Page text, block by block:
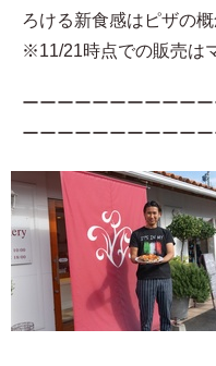
ろける新食感はピザの
※11/21時点での販売は
ーーーーーーーーーー
ーーーーーーーーーー